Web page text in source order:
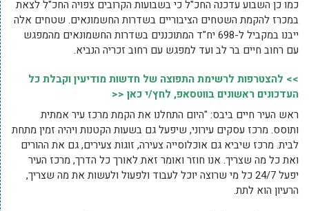
כמו כן השבוע עדכנה החכ"ל כי בשבועות הקרובים צפויה החכ"ל לצאת
במכרז להקמת השטחים הציבוריים בשדרות החשמונאים. שטחים אלה
ייבנו במקביל ל-698 יח"ד המתוכננים בשדרות החשמונאים מהמפגש
עם רחוב חיים בר לב ועד למפגש עם רחוב זכריה הנביא.
>> להצטרפות לרשימת התפוצה של חדשות מודיעין וקבלת כל
העדכונים ראשונים בווטסאפ, לחץ/י כאן <<
ראש העיר חיים ביבס: "היום התחלנו את הקמת מרכז עיר אמתית
ותוסס. מרכז עסקים עירוני, שיפעל גם בשעות הקטנות ויהיה זמין מתחת
לבית. מרכז שיביא גם אוכלוסייה צעירה, זוגות צעירים, גם את ההורים
ואת כל מה שצריך. אנו חוזר ואומר זאת לאורך כל הדרך, מרכז העיר
יפעל 24/7 כל מי שרוצה יוכל לעבוד ולפעול ולעשות את מה שצריך,
הרעיון הוא לתת.